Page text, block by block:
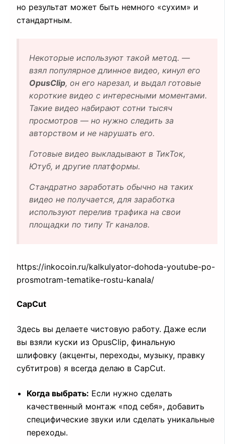
но результат может быть немного «сухим» и
стандартным.
Некоторые используют такой метод. —
взял популярное длинное видео, кинул его
OpusClip, он его нарезал, и выдал готовые
короткие видео с интересными моментами.
Такие видео набирают сотни тысяч
просмотров — но нужно следить за
авторством и не нарушать его.
Готовые видео выкладывают в ТикТок,
Ютуб, и другие платформы.
Стандратно заработать обычно на таких
видео не получается, для заработка
используют перелив трафика на свои
площадки по типу Тг каналов.
https://inkocoin.ru/kalkulyator-dohoda-youtube-po-
prosmotram-tematike-rostu-kanala/
CapCut
Здесь вы делаете чистовую работу. Даже если
вы взяли куски из OpusClip, финальную
шлифовку (акценты, переходы, музыку, правку
субтитров) я всегда делаю в CapCut.
Когда выбрать: Если нужно сделать
качественный монтаж «под себя», добавить
специфические звуки или сделать уникальные
переходы.